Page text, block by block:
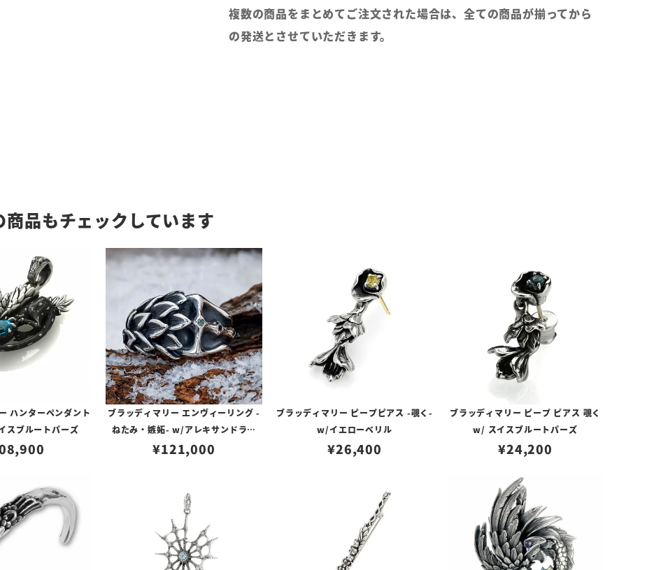
複数の商品をまとめてご注文された場合は、全ての商品が揃ってから
の発送とさせていただきます。
品もチェックしています
ハンターペンダント
スブルートパーズ
ブラッディマリー エンヴィーリング -
ねたみ・嫉妬- w/アレキサンドライ
ト/ブラックダイヤモンド
¥121,000
ブラッディマリー ピープピアス -覗く-
w/イエローベリル
¥26,400
ブラッディマリー ピープ ピアス 覗く
w/ スイスブルートパーズ
¥24,200